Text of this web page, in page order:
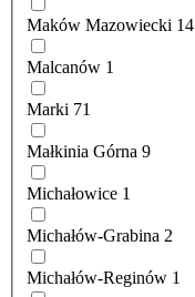
Maków Mazowiecki 14
Malcanów 1
Marki 71
Małkinia Górna 9
Michałowice 1
Michałów-Grabina 2
Michałów-Reginów 1